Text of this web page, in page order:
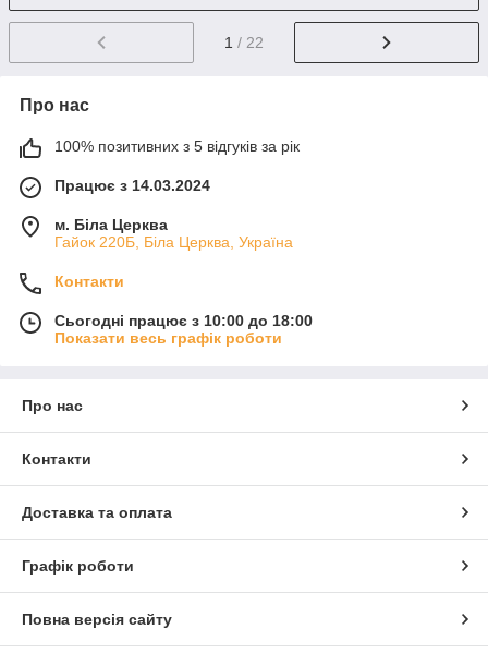
1 / 22
Про нас
100% позитивних з 5 відгуків за рік
Працює з 14.03.2024
м. Біла Церква
Гайок 220Б, Біла Церква, Україна
Контакти
Сьогодні працює з 10:00 до 18:00
Показати весь графік роботи
Про нас
Контакти
Доставка та оплата
Графік роботи
Повна версія сайту